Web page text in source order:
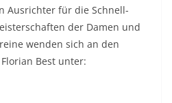
Ausrichter für die Schnell-
der Damen und
wenden sich an den
Best unter: